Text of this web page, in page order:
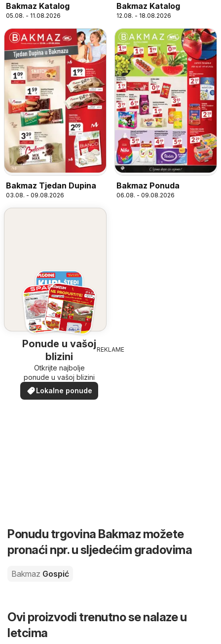
Bakmaz Katalog
05.08. - 11.08.2026
Bakmaz Katalog
12.08. - 18.08.2026
Bakmaz Tjedan Dupina
03.08. - 09.08.2026
Bakmaz Ponuda
06.08. - 09.08.2026
Ponude u vašoj
blizini
Otkrijte najbolje
ponude u vašoj blizini
Lokalne ponude
REKLAME
Ponudu trgovina Bakmaz možete
pronaći npr. u sljedećim gradovima
Bakmaz Gospić
Ovi proizvodi trenutno se nalaze u
letcima